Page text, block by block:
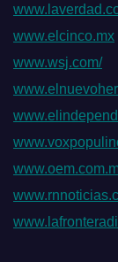
www.elcinco.mx
www.wsj.com/